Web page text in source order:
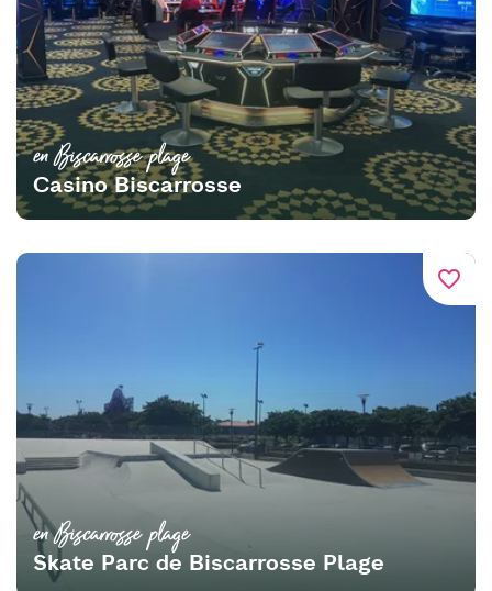
en Biscarrosse plage
Casino Biscarrosse
favorite_border
en Biscarrosse plage
Skate Parc de Biscarrosse Plage